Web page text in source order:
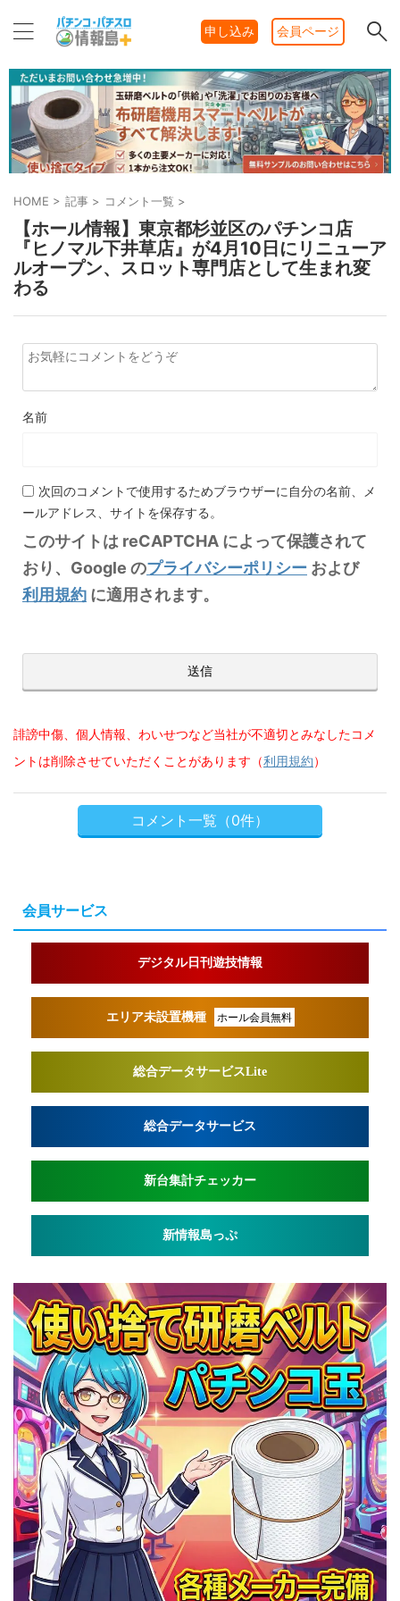
申し込み 会員ページ
HOME > 記事 > コメント一覧 >
【ホール情報】東京都杉並区のパチンコ店
『ヒノマル下井草店』が4月10日にリニューア
ルオープン、スロット専門店として生まれ変
わる
名前
次回のコメントで使用するためブラウザーに自分の名前、メ
ールアドレス、サイトを保存する。
このサイトは reCAPTCHA によって保護されて
おり、Google のプライバシーポリシー および
利用規約 に適用されます。
誹謗中傷、個人情報、わいせつなど当社が不適切とみなしたコメ
ントは削除させていただくことがあります（利用規約）
コメント一覧（0件）
会員サービス
デジタル日刊遊技情報
エリア未設置機種 ホール会員無料
総合データサービスLite
総合データサービス
新台集計チェッカー
新情報島っぷ